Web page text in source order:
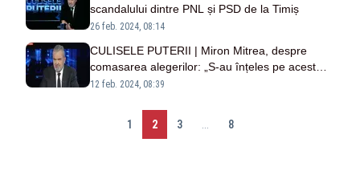
scandalului dintre PNL și PSD de la Timiș
26 feb. 2024, 08:14
CULISELE PUTERII | Miron Mitrea, despre
comasarea alegerilor: „S-au înțeles pe acest
lucru. Vom afla luni”
12 feb. 2024, 08:39
1 2 3 8